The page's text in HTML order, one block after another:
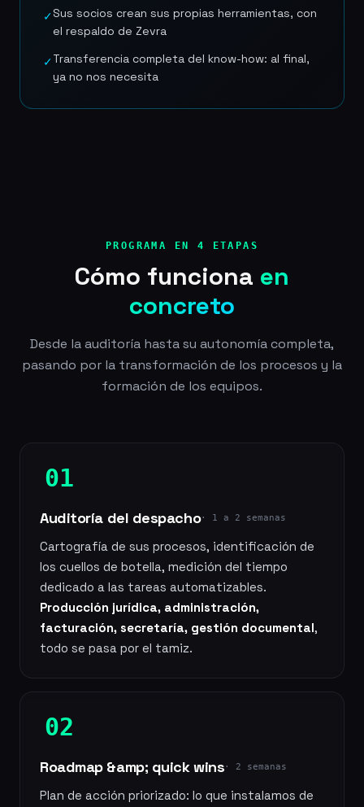
✓Sus socios crean sus propias herramientas, con
el respaldo de Zevra
✓Transferencia completa del know-how: al final,
ya no nos necesita
PROGRAMA EN 4 ETAPAS
Cómo funciona en
concreto
Desde la auditoría hasta su autonomía completa,
pasando por la transformación de los procesos y la
formación de los equipos.
01
Auditoría del despacho· 1 a 2 semanas
Cartografía de sus procesos, identificación de
los cuellos de botella, medición del tiempo
dedicado a las tareas automatizables.
Producción jurídica, administración,
facturación, secretaría, gestión documental,
todo se pasa por el tamiz.
02
Roadmap &amp; quick wins· 2 semanas
Plan de acción priorizado: lo que instalamos de